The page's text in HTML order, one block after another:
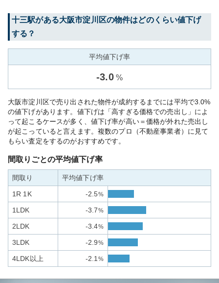
十三駅がある大阪市淀川区の物件はどのくらい値下げ
する？
平均値下げ率
-3.0 %
大阪市淀川区で売り出された物件が成約するまでには平均で3.0%
の値下げがあります。値下げは「高すぎる価格での売出し」によ
って起こるケースが多く、値下げ率が高い＝価格が外れた売出し
が起こっていると言えます。複数のプロ（不動産事業者）に見て
もらい査定をするのがおすすめです。
間取りごとの平均値下げ率
間取り 平均値下げ率
1R 1K -2.5%
1LDK -3.7%
2LDK -3.4%
3LDK -2.9%
4LDK以上 -2.1 %